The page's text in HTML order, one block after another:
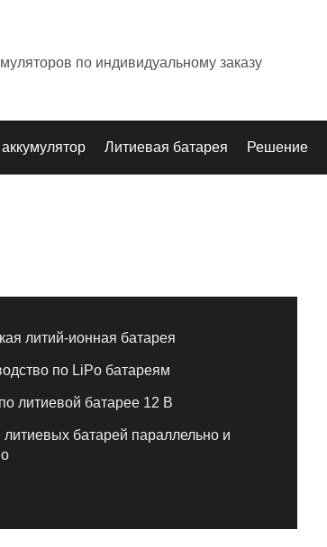
по индивидуальному заказу
Литиевая батарея Решение
литий-ионная батарея
по LiPo батареям
литиевой батарее 12 В
батарей параллельно и